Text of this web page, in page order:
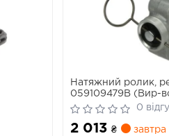
Натяжний ролик,
059109479B (Вир-
0
2 013₴ завтра